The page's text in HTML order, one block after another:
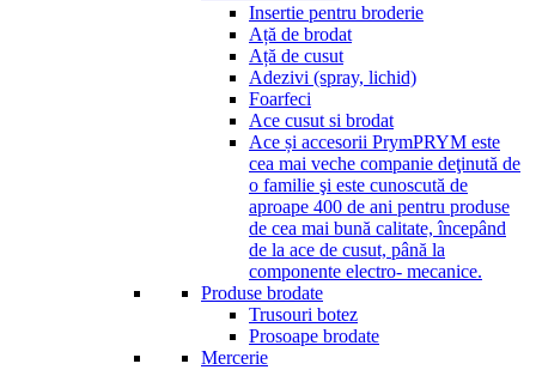
Insertie pentru broderie
Ață de brodat
Ață de cusut
Adezivi (spray, lichid)
Foarfeci
Ace cusut si brodat
Ace și accesorii PrymPRYM este
cea mai veche companie deţinută de
o familie şi este cunoscută de
aproape 400 de ani pentru produse
de cea mai bună calitate, începând
de la ace de cusut, până la
componente electro- mecanice.
Produse brodate
Trusouri botez
Prosoape brodate
Mercerie